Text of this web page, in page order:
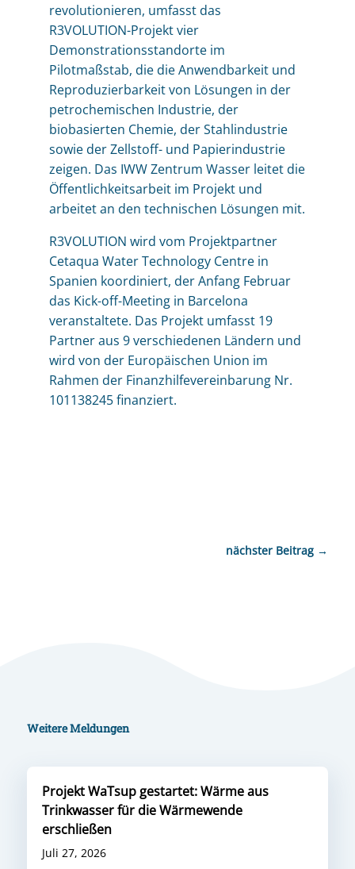
revolutionieren, umfasst das
R3VOLUTION-Projekt vier
Demonstrationsstandorte im
Pilotmaßstab, die die Anwendbarkeit und
Reproduzierbarkeit von Lösungen in der
petrochemischen Industrie, der
biobasierten Chemie, der Stahlindustrie
sowie der Zellstoff- und Papierindustrie
zeigen. Das IWW Zentrum Wasser leitet die
Öffentlichkeitsarbeit im Projekt und
arbeitet an den technischen Lösungen mit.
R3VOLUTION wird vom Projektpartner
Cetaqua Water Technology Centre in
Spanien koordiniert, der Anfang Februar
das Kick-off-Meeting in Barcelona
veranstaltete. Das Projekt umfasst 19
Partner aus 9 verschiedenen Ländern und
wird von der Europäischen Union im
Rahmen der Finanzhilfevereinbarung Nr.
101138245 finanziert.
nächster Beitrag →
Weitere Meldungen
Projekt WaTsup gestartet: Wärme aus
Trinkwasser für die Wärmewende
erschließen
Juli 27, 2026